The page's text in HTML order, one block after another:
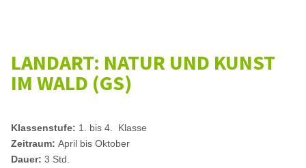
LANDART: NATUR UND KUNST
IM WALD (GS)
Klassenstufe: 1. bis 4. Klasse
Zeitraum:April bis Oktober
Dauer:3 Std.